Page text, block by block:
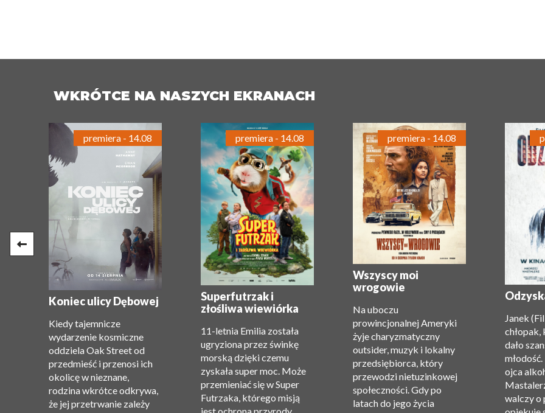
WKRÓTCE NA NASZYCH EKRANACH
Koniec ulicy Dębowej
Kiedy tajemnicze
wydarzenie kosmiczne
oddziela Oak Street od
przedmieść i przenosi ich
okolicę w nieznane,
rodzina wkrótce odkrywa,
że ​​jej przetrwanie zależy
premiera - 14.08
Superfutrzak i
złośliwa wiewiórka
11-letnia Emilia została
ugryziona przez świnkę
morską dzięki czemu
zyskała super moc. Może
przemieniać się w Super
Futrzaka, którego misją
premiera - 14.08
Wszyscy moi
wrogowie
Na uboczu
prowincjonalnej Ameryki
żyje charyzmatyczny
outsider, muzyk i lokalny
przedsiębiorca, który
przewodzi nietuzinkowej
społeczności. Gdy po
latach do jego życia
premiera - 14.08
Janek
chłopak,
dało
ojca
walczy o